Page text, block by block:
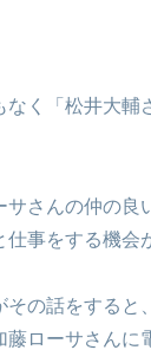
なく「松井大輔
サさんの仲の良
仕事をする機会
その話をすると
藤ローサさんに